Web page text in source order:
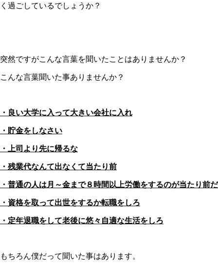
く過ごしているでしょうか？
突然ですがこんな言葉を聞いたことはありませんか？
こんな言葉聞いた事ありませんか？
・良い大学に入って大きい会社に入れ
・貯金をしなさい
・上司より先に帰るな
・残業代なんて出なくて当たり前
・普通の人は月～金まで８時間以上労働をするのが当たり前だ
・資格を取って出世をするか転職をしろ
・定年退職をして老後に悠々自適な生活をしろ
もちろん僕だって聞いた事はあります。